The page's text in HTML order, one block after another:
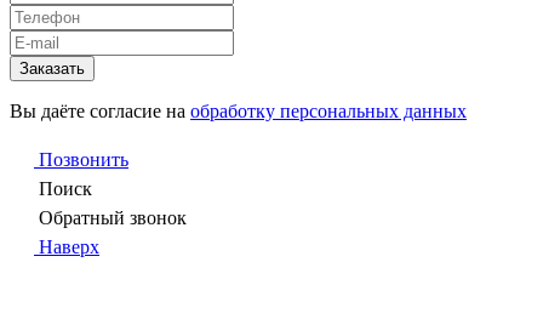
Заказать
Вы даёте согласие на обработку персональных данных
Позвонить
Поиск
Обратный звонок
Наверх